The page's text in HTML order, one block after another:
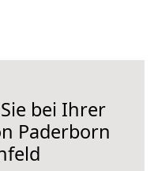
bei Ihrer
Paderborn